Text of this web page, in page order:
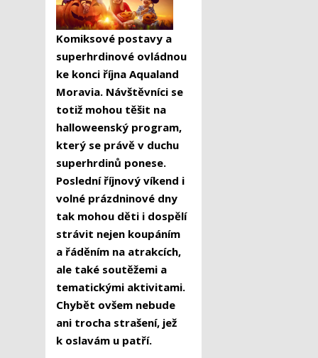
Komiksové postavy a
superhrdinové ovládnou
ke konci října Aqualand
Moravia. Návštěvníci se
totiž mohou těšit na
halloweenský program,
který se právě v duchu
superhrdinů ponese.
Poslední říjnový víkend i
volné prázdninové dny
tak mohou děti i dospělí
strávit nejen koupáním
a řáděním na atrakcích,
ale také soutěžemi a
tematickými aktivitami.
Chybět ovšem nebude
ani trocha strašení, jež
k oslavám u patří.